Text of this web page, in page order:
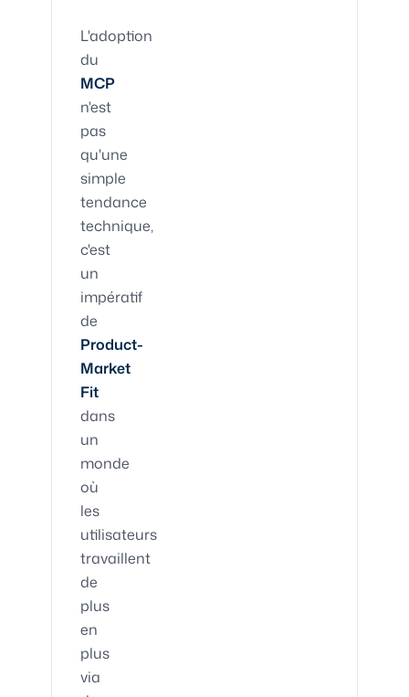
L'adoption
du
MCP
n'est
pas
qu'une
simple
tendance
technique,
c'est
un
impératif
de
Product-
Market
Fit
dans
un
monde
où
les
utilisateurs
travaillent
de
plus
en
plus
via